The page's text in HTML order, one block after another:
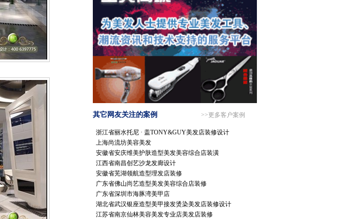
>>更多客户案例
其它网友关注的案例
浙江省丽水托尼 · 盖TONY&GUY美发店装修设计
上海尚流坊美容美发
安徽省安庆维美护肤造型美发美容综合店装潢
江西省南昌创艺沙龙发廊设计
安徽省芜湖领航造型理发店装修
广东省佛山尚艺造型美发美容综合店装修
广东省深圳市海豚湾美甲店
湖北省武汉银座造型美甲接发烫染美发店装修设计
江苏省南京仙林美容美发专业店美发店装修